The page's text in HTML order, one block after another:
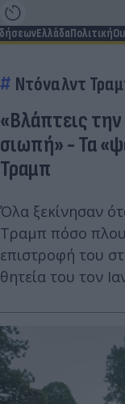
ΕλλάδαΠολιτική
Ντόναλντ
«Βλάπτεις
σιωπή» - Τα
Τραμπ
Όλα ξεκίνησαν
Τραμπ πόσο
επιστροφή του
θητεία του τον